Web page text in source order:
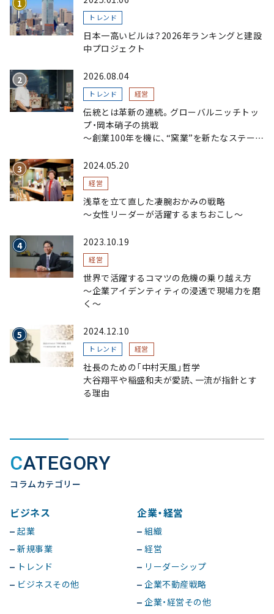
トレンド
日本一高いビルは？2026年ランキングと建設
中プロジェクト
2026.08.04
トレンド 経営
伝統とは革新の連続。グローバルニッチトッ
プ・岡本硝子の挑戦
～創業100年を機に、“窯業”を新たなステージ
略～
2024.05.20
経営
浅草を立て直した凄腕おかみの戦略
〜女性リーダーが活躍するまちおこし〜
2023.10.19
経営
世界で活躍するコマツの危機の乗り越え方
〜企業アイデンティティの浸透で現場力を磨
く〜
2024.12.10
トレンド 経営
社長のための「中村天風」哲学
大谷翔平や稲盛和夫が愛読、一流が指針とす
る理由
CATEGORY
コラムカテゴリー
ビジネス
起業
新規事業
トレンド
ビジネスその他
企業・経営
組織
経営
リーダーシップ
企業不動産戦略
企業・経営その他